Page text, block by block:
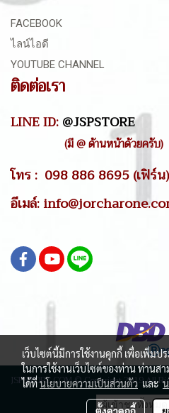
FACEBOOK
ไลน์ไอดี
YOUTUBE CHANNEL
ติดต่อเรา
LINE ID:@JSPSTORE
(มี @ ด้านหน้าด้วยครับ)
โทร : 098 886 8695 (เฟิร์น)
อีเมล์:
JSPSTORE.COM © Copyright 2019 All
ผู้เข้าชมวันนี้
เว็บไซต์นี้มีการใช้งานคุกกี้ เพื่อเพิ่ม
ในการใช้งานเว็บไซต์ของท่าน ท่านส
ได้ที่นโยบายความเป็นส่วนตัวและ